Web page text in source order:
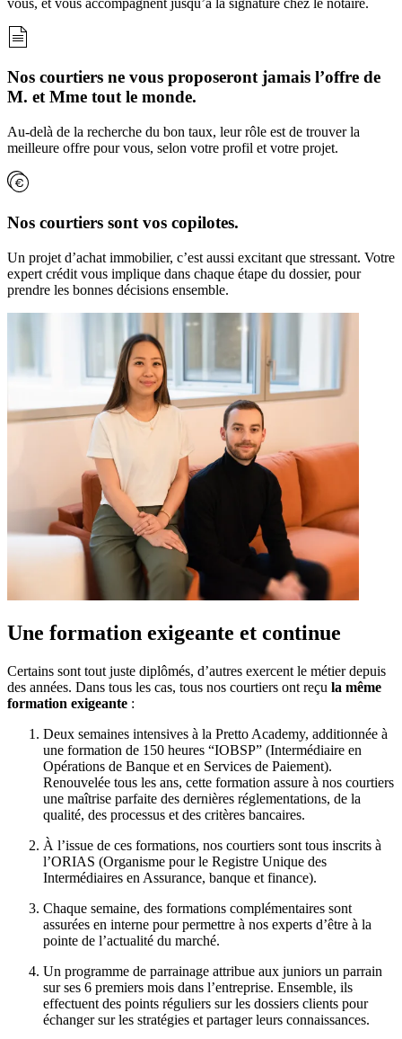
Nos courtiers ne vous proposeront jamais l’offre de
M. et Mme tout le monde.
Au-delà de la recherche du bon taux, leur rôle est de trouver la
meilleure offre pour vous, selon votre profil et votre projet.
Nos courtiers sont vos copilotes.
Un projet d’achat immobilier, c’est aussi excitant que stressant. Votre
expert crédit vous implique dans chaque étape du dossier, pour
prendre les bonnes décisions ensemble.
Une formation exigeante et continue
Certains sont tout juste diplômés, d’autres exercent le métier depuis
des années. Dans tous les cas, tous nos courtiers ont reçu la même
formation exigeante :
Deux semaines intensives à la Pretto Academy, additionnée à
une formation de 150 heures “IOBSP” (Intermédiaire en
Opérations de Banque et en Services de Paiement).
Renouvelée tous les ans, cette formation assure à nos courtiers
une maîtrise parfaite des dernières réglementations, de la
qualité, des processus et des critères bancaires.
À l’issue de ces formations, nos courtiers sont tous inscrits à
l’ORIAS (Organisme pour le Registre Unique des
Intermédiaires en Assurance, banque et finance).
Chaque semaine, des formations complémentaires sont
assurées en interne pour permettre à nos experts d’être à la
pointe de l’actualité du marché.
Un programme de parrainage attribue aux juniors un parrain
sur ses 6 premiers mois dans l’entreprise. Ensemble, ils
effectuent des points réguliers sur les dossiers clients pour
échanger sur les stratégies et partager leurs connaissances.